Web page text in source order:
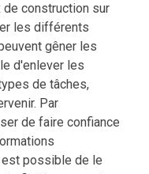
de construction sur
les différents
gêner les
d'enlever les
de tâches,
Par
de faire confiance
possible de le